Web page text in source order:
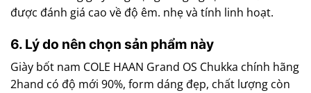
được đánh giá cao về độ êm. nhẹ và tính linh hoạt.
6. Lý do nên chọn sản phẩm này
Giày bốt nam COLE HAAN Grand OS Chukka chính hãng
2hand có độ mới 90%, form dáng đẹp, chất lượng còn